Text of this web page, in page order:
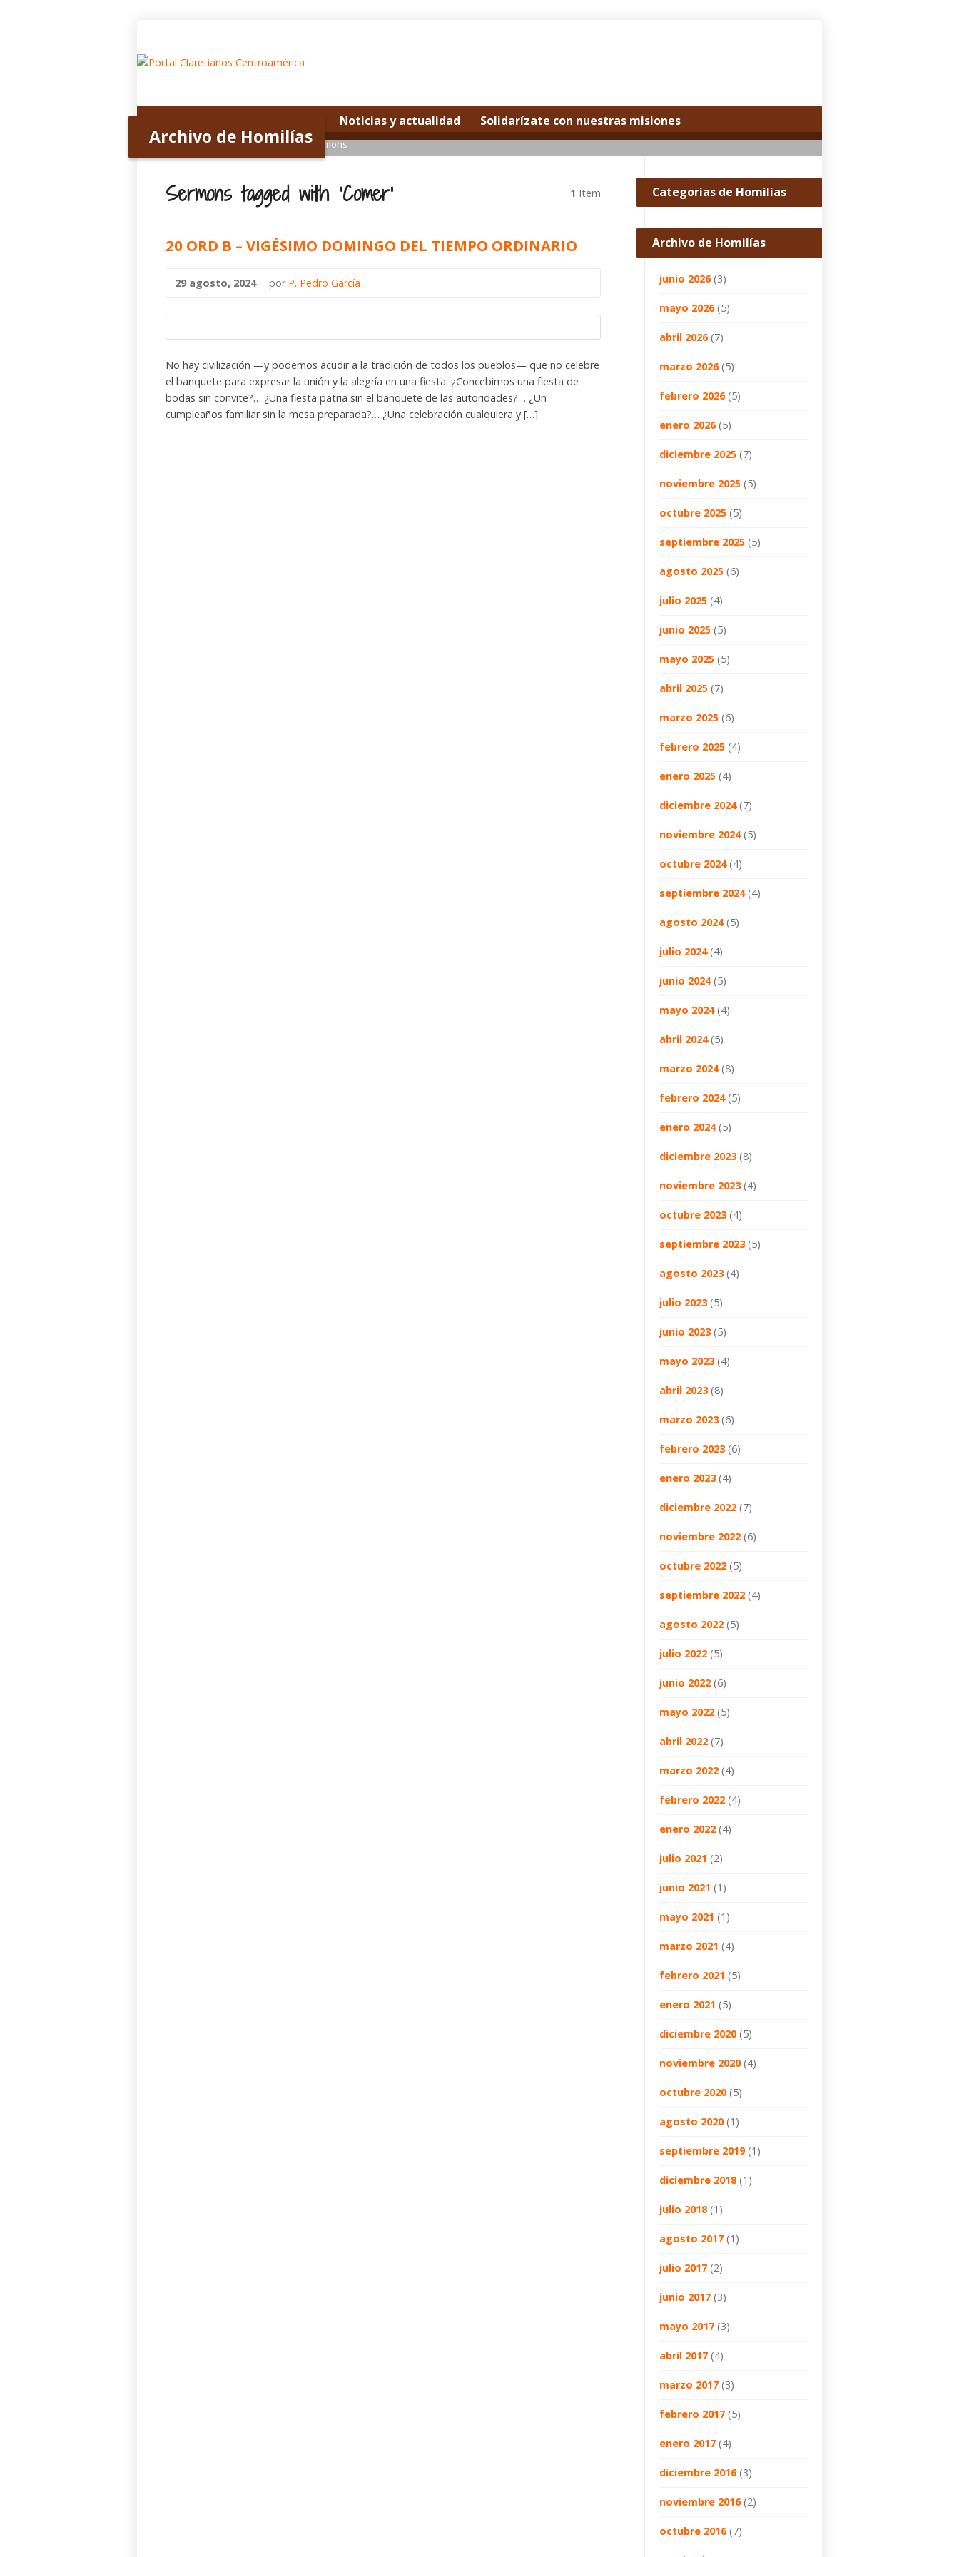
Noticias y actualidad Solidarízate con nuestras misiones
Archivo de Homilías
Home> Archivo de Homilías> Tagged Sermons
Sermons tagged with ‘Comer’ 1 Item
20 ORD B – VIGÉSIMO DOMINGO DEL TIEMPO ORDINARIO
29 agosto, 2024 por P. Pedro García
No hay civilización —y podemos acudir a la tradición de todos los pueblos— que no celebre
el banquete para expresar la unión y la alegría en una fiesta. ¿Concebimos una fiesta de
bodas sin convite?… ¿Una fiesta patria sin el banquete de las autoridades?… ¿Un
cumpleaños familiar sin la mesa preparada?… ¿Una celebración cualquiera y […]
Categorías de Homilías
Archivo de Homilías
junio 2026(3)
mayo 2026(5)
abril 2026(7)
marzo 2026(5)
febrero 2026(5)
enero 2026(5)
diciembre 2025 (7)
noviembre 2025 (5)
octubre 2025 (5)
septiembre 2025 (5)
agosto 2025 (6)
julio 2025 (4)
junio 2025 (5)
mayo 2025 (5)
abril 2025 (7)
marzo 2025 (6)
febrero 2025 (4)
enero 2025 (4)
diciembre 2024(7)
noviembre 2024(5)
octubre 2024(4)
septiembre 2024(4)
agosto 2024(5)
julio 2024(4)
junio 2024(5)
mayo 2024(4)
abril 2024(5)
marzo 2024(8)
febrero 2024(5)
enero 2024(5)
diciembre 2023(8)
noviembre 2023(4)
octubre 2023(4)
septiembre 2023(5)
agosto 2023(4)
julio 2023(5)
junio 2023(5)
mayo 2023(4)
abril 2023(8)
marzo 2023(6)
febrero 2023(6)
enero 2023(4)
diciembre 2022 (7)
noviembre 2022 (6)
octubre 2022 (5)
septiembre 2022 (4)
agosto 2022 (5)
julio 2022 (5)
junio 2022 (6)
mayo 2022 (5)
abril 2022 (7)
marzo 2022 (4)
febrero 2022 (4)
enero 2022 (4)
julio 2021 (2)
junio 2021 (1)
mayo 2021 (1)
marzo 2021 (4)
febrero 2021 (5)
enero 2021 (5)
diciembre 2020(5)
noviembre 2020(4)
octubre 2020(5)
agosto 2020(1)
septiembre 2019(1)
diciembre 2018(1)
julio 2018(1)
agosto 2017 (1)
julio 2017 (2)
junio 2017 (3)
mayo 2017 (3)
abril 2017 (4)
marzo 2017 (3)
febrero 2017 (5)
enero 2017 (4)
diciembre 2016(3)
noviembre 2016(2)
octubre 2016(7)